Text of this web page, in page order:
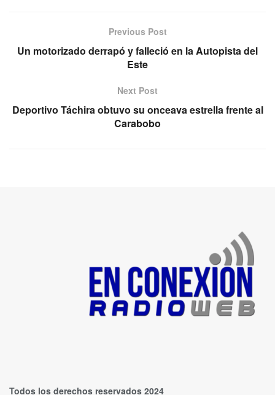
Previous Post
Un motorizado derrapó y falleció en la Autopista del
Este
Next Post
Deportivo Táchira obtuvo su onceava estrella frente al
Carabobo
Todos los derechos reservados 2024